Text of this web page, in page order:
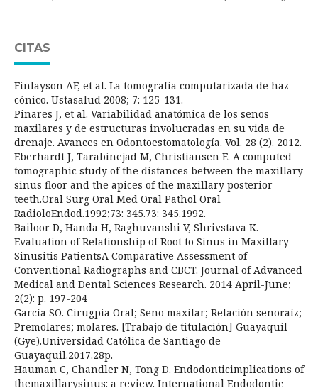
CITAS
Finlayson AF, et al. La tomografía computarizada de haz
cónico. Ustasalud 2008; 7: 125-131.
Pinares J, et al. Variabilidad anatómica de los senos
maxilares y de estructuras involucradas en su vida de
drenaje. Avances en Odontoestomatología. Vol. 28 (2). 2012.
Eberhardt J, Tarabinejad M, Christiansen E. A computed
tomographic study of the distances between the maxillary
sinus floor and the apices of the maxillary posterior
teeth.Oral Surg Oral Med Oral Pathol Oral
RadioloEndod.1992;73: 345.73: 345.1992.
Bailoor D, Handa H, Raghuvanshi V, Shrivstava K.
Evaluation of Relationship of Root to Sinus in Maxillary
Sinusitis PatientsA Comparative Assessment of
Conventional Radiographs and CBCT. Journal of Advanced
Medical and Dental Sciences Research. 2014 April-June;
2(2): p. 197-204
García SO. Cirugpia Oral; Seno maxilar; Relación senoraíz;
Premolares; molares. [Trabajo de titulación] Guayaquil
(Gye).Universidad Católica de Santiago de
Guayaquil.2017.28p.
Hauman C, Chandler N, Tong D. Endodonticimplications of
themaxillarysinus: a review. International Endodontic